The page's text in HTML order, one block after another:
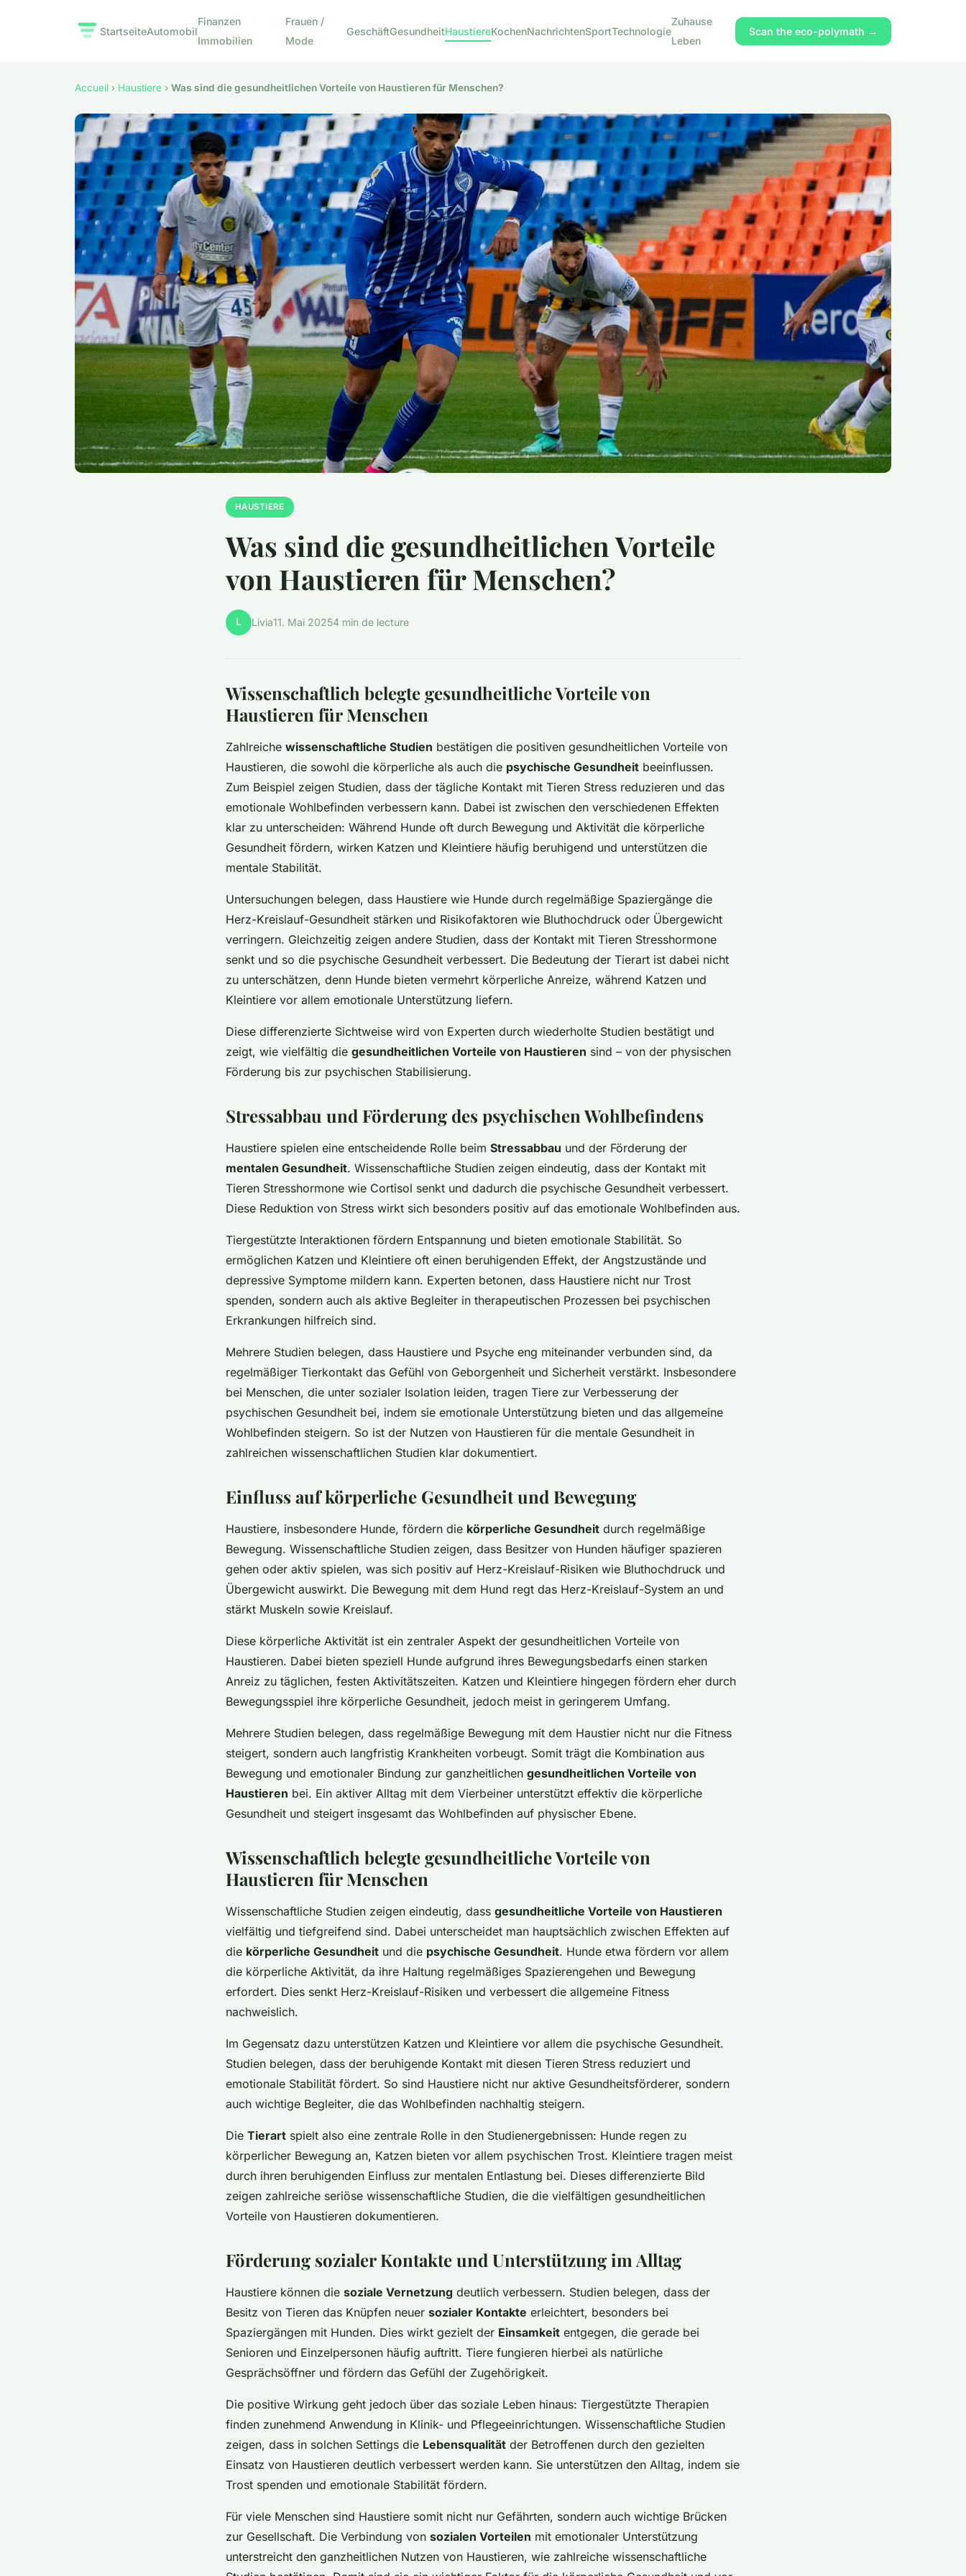
StartseiteAutomobil
Finanzen
Immobilien
Frauen /
Mode
GeschäftGesundheitHaustiereKochenNachrichtenSportTechnologie
Zuhause
Leben
Scan the eco-polymath →
Accueil › Haustiere › Was sind die gesundheitlichen Vorteile von Haustieren für Menschen?
HAUSTIERE
Was sind die gesundheitlichen Vorteile
von Haustieren für Menschen?
L Livia11. Mai 20254 min de lecture
Wissenschaftlich belegte gesundheitliche Vorteile von
Haustieren für Menschen
Zahlreiche wissenschaftliche Studien bestätigen die positiven gesundheitlichen Vorteile von
Haustieren, die sowohl die körperliche als auch die psychische Gesundheit beeinflussen.
Zum Beispiel zeigen Studien, dass der tägliche Kontakt mit Tieren Stress reduzieren und das
emotionale Wohlbefinden verbessern kann. Dabei ist zwischen den verschiedenen Effekten
klar zu unterscheiden: Während Hunde oft durch Bewegung und Aktivität die körperliche
Gesundheit fördern, wirken Katzen und Kleintiere häufig beruhigend und unterstützen die
mentale Stabilität.
Untersuchungen belegen, dass Haustiere wie Hunde durch regelmäßige Spaziergänge die
Herz-Kreislauf-Gesundheit stärken und Risikofaktoren wie Bluthochdruck oder Übergewicht
verringern. Gleichzeitig zeigen andere Studien, dass der Kontakt mit Tieren Stresshormone
senkt und so die psychische Gesundheit verbessert. Die Bedeutung der Tierart ist dabei nicht
zu unterschätzen, denn Hunde bieten vermehrt körperliche Anreize, während Katzen und
Kleintiere vor allem emotionale Unterstützung liefern.
Diese differenzierte Sichtweise wird von Experten durch wiederholte Studien bestätigt und
zeigt, wie vielfältig die gesundheitlichen Vorteile von Haustieren sind – von der physischen
Förderung bis zur psychischen Stabilisierung.
Stressabbau und Förderung des psychischen Wohlbefindens
Haustiere spielen eine entscheidende Rolle beim Stressabbau und der Förderung der
mentalen Gesundheit. Wissenschaftliche Studien zeigen eindeutig, dass der Kontakt mit
Tieren Stresshormone wie Cortisol senkt und dadurch die psychische Gesundheit verbessert.
Diese Reduktion von Stress wirkt sich besonders positiv auf das emotionale Wohlbefinden aus.
Tiergestützte Interaktionen fördern Entspannung und bieten emotionale Stabilität. So
ermöglichen Katzen und Kleintiere oft einen beruhigenden Effekt, der Angstzustände und
depressive Symptome mildern kann. Experten betonen, dass Haustiere nicht nur Trost
spenden, sondern auch als aktive Begleiter in therapeutischen Prozessen bei psychischen
Erkrankungen hilfreich sind.
Mehrere Studien belegen, dass Haustiere und Psyche eng miteinander verbunden sind, da
regelmäßiger Tierkontakt das Gefühl von Geborgenheit und Sicherheit verstärkt. Insbesondere
bei Menschen, die unter sozialer Isolation leiden, tragen Tiere zur Verbesserung der
psychischen Gesundheit bei, indem sie emotionale Unterstützung bieten und das allgemeine
Wohlbefinden steigern. So ist der Nutzen von Haustieren für die mentale Gesundheit in
zahlreichen wissenschaftlichen Studien klar dokumentiert.
Einfluss auf körperliche Gesundheit und Bewegung
Haustiere, insbesondere Hunde, fördern die körperliche Gesundheit durch regelmäßige
Bewegung. Wissenschaftliche Studien zeigen, dass Besitzer von Hunden häufiger spazieren
gehen oder aktiv spielen, was sich positiv auf Herz-Kreislauf-Risiken wie Bluthochdruck und
Übergewicht auswirkt. Die Bewegung mit dem Hund regt das Herz-Kreislauf-System an und
stärkt Muskeln sowie Kreislauf.
Diese körperliche Aktivität ist ein zentraler Aspekt der gesundheitlichen Vorteile von
Haustieren. Dabei bieten speziell Hunde aufgrund ihres Bewegungsbedarfs einen starken
Anreiz zu täglichen, festen Aktivitätszeiten. Katzen und Kleintiere hingegen fördern eher durch
Bewegungsspiel ihre körperliche Gesundheit, jedoch meist in geringerem Umfang.
Mehrere Studien belegen, dass regelmäßige Bewegung mit dem Haustier nicht nur die Fitness
steigert, sondern auch langfristig Krankheiten vorbeugt. Somit trägt die Kombination aus
Bewegung und emotionaler Bindung zur ganzheitlichen gesundheitlichen Vorteile von
Haustieren bei. Ein aktiver Alltag mit dem Vierbeiner unterstützt effektiv die körperliche
Gesundheit und steigert insgesamt das Wohlbefinden auf physischer Ebene.
Wissenschaftlich belegte gesundheitliche Vorteile von
Haustieren für Menschen
Wissenschaftliche Studien zeigen eindeutig, dass gesundheitliche Vorteile von Haustieren
vielfältig und tiefgreifend sind. Dabei unterscheidet man hauptsächlich zwischen Effekten auf
die körperliche Gesundheit und die psychische Gesundheit. Hunde etwa fördern vor allem
die körperliche Aktivität, da ihre Haltung regelmäßiges Spazierengehen und Bewegung
erfordert. Dies senkt Herz-Kreislauf-Risiken und verbessert die allgemeine Fitness
nachweislich.
Im Gegensatz dazu unterstützen Katzen und Kleintiere vor allem die psychische Gesundheit.
Studien belegen, dass der beruhigende Kontakt mit diesen Tieren Stress reduziert und
emotionale Stabilität fördert. So sind Haustiere nicht nur aktive Gesundheitsförderer, sondern
auch wichtige Begleiter, die das Wohlbefinden nachhaltig steigern.
Die Tierart spielt also eine zentrale Rolle in den Studienergebnissen: Hunde regen zu
körperlicher Bewegung an, Katzen bieten vor allem psychischen Trost. Kleintiere tragen meist
durch ihren beruhigenden Einfluss zur mentalen Entlastung bei. Dieses differenzierte Bild
zeigen zahlreiche seriöse wissenschaftliche Studien, die die vielfältigen gesundheitlichen
Vorteile von Haustieren dokumentieren.
Förderung sozialer Kontakte und Unterstützung im Alltag
Haustiere können die soziale Vernetzung deutlich verbessern. Studien belegen, dass der
Besitz von Tieren das Knüpfen neuer sozialer Kontakte erleichtert, besonders bei
Spaziergängen mit Hunden. Dies wirkt gezielt der Einsamkeit entgegen, die gerade bei
Senioren und Einzelpersonen häufig auftritt. Tiere fungieren hierbei als natürliche
Gesprächsöffner und fördern das Gefühl der Zugehörigkeit.
Die positive Wirkung geht jedoch über das soziale Leben hinaus: Tiergestützte Therapien
finden zunehmend Anwendung in Klinik- und Pflegeeinrichtungen. Wissenschaftliche Studien
zeigen, dass in solchen Settings die Lebensqualität der Betroffenen durch den gezielten
Einsatz von Haustieren deutlich verbessert werden kann. Sie unterstützen den Alltag, indem sie
Trost spenden und emotionale Stabilität fördern.
Für viele Menschen sind Haustiere somit nicht nur Gefährten, sondern auch wichtige Brücken
zur Gesellschaft. Die Verbindung von sozialen Vorteilen mit emotionaler Unterstützung
unterstreicht den ganzheitlichen Nutzen von Haustieren, wie zahlreiche wissenschaftliche